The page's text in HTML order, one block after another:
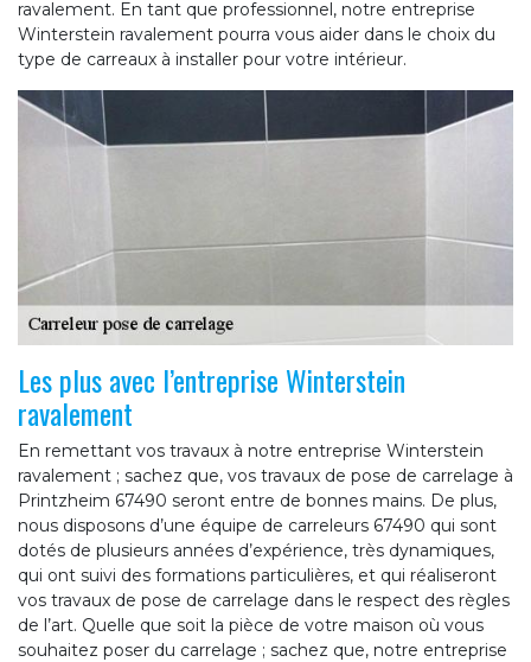
ravalement. En tant que professionnel, notre entreprise
Winterstein ravalement pourra vous aider dans le choix du
type de carreaux à installer pour votre intérieur.
Les plus avec l’entreprise Winterstein
ravalement
En remettant vos travaux à notre entreprise Winterstein
ravalement ; sachez que, vos travaux de pose de carrelage à
Printzheim 67490 seront entre de bonnes mains. De plus,
nous disposons d’une équipe de carreleurs 67490 qui sont
dotés de plusieurs années d’expérience, très dynamiques,
qui ont suivi des formations particulières, et qui réaliseront
vos travaux de pose de carrelage dans le respect des règles
de l’art. Quelle que soit la pièce de votre maison où vous
souhaitez poser du carrelage ; sachez que, notre entreprise